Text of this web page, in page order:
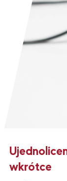
wkrótce